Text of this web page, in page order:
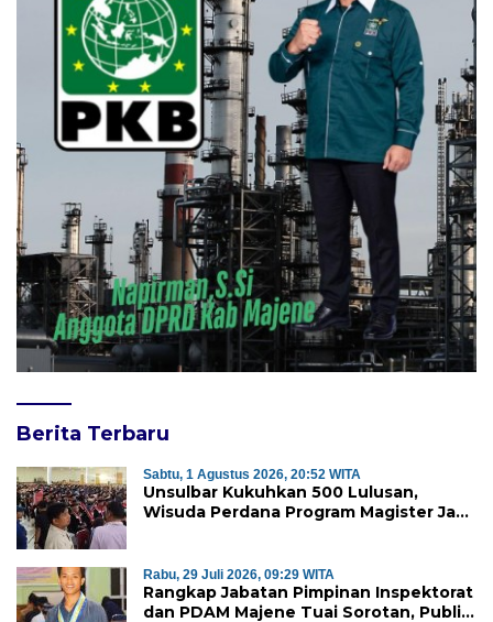
Berita Terbaru
Sabtu, 1 Agustus 2026, 20:52 WITA
Unsulbar Kukuhkan 500 Lulusan,
Wisuda Perdana Program Magister Jadi
Rabu, 29 Juli 2026, 09:29 WITA
Rangkap Jabatan Pimpinan Inspektorat
dan PDAM Majene Tuai Sorotan, Publik